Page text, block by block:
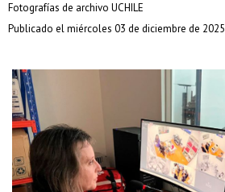
Fotografías de archivo UCHILE
Publicado el miércoles 03 de diciembre de 2025